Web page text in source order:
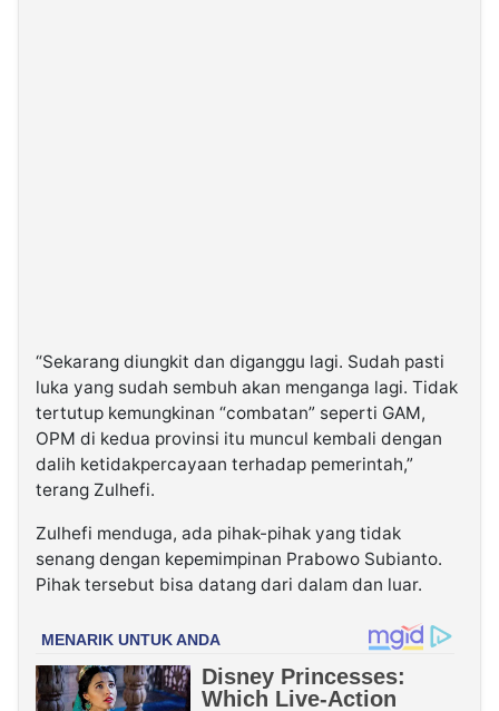
“Sekarang diungkit dan diganggu lagi. Sudah pasti
luka yang sudah sembuh akan menganga lagi. Tidak
tertutup kemungkinan “combatan” seperti GAM,
OPM di kedua provinsi itu muncul kembali dengan
dalih ketidakpercayaan terhadap pemerintah,”
terang Zulhefi.
Zulhefi menduga, ada pihak-pihak yang tidak
senang dengan kepemimpinan Prabowo Subianto.
Pihak tersebut bisa datang dari dalam dan luar.